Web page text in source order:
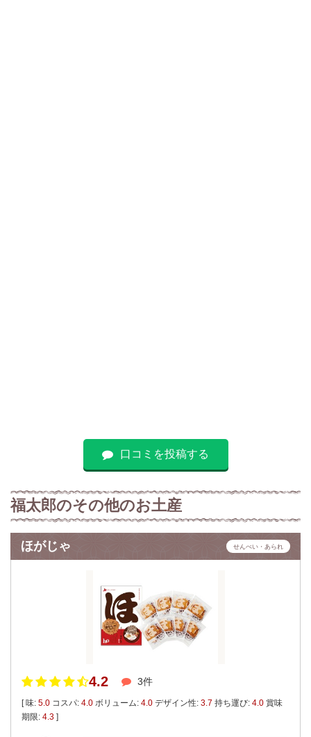
口コミを投稿する
福太郎のその他のお土産
ほがじゃ せんべい・あられ
4.2 3件
[ 味: 5.0 コスパ: 4.0 ボリューム: 4.0 デザイン性: 3.7 持ち運び: 4.0 賞味
期限: 4.3 ]